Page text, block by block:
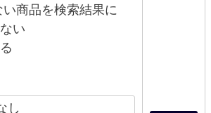
商品を検索結果に
い